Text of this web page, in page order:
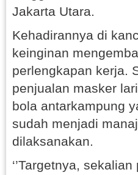
Jakarta Utara.
Kehadirannya di
keinginan
perlengkapan kerja.
penjualan masker
bola antarkampung
sudah menjadi
dilaksanakan.
‘’Targetnya,